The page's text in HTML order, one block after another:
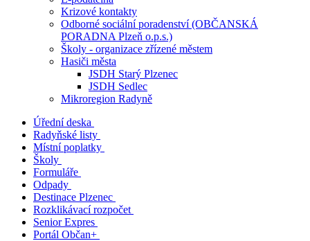
Krizové kontakty
Odborné sociální poradenství (OBČANSKÁ
PORADNA Plzeň o.p.s.)
Školy - organizace zřízené městem
Hasiči města
JSDH Starý Plzenec
JSDH Sedlec
Mikroregion Radyně
Úřední deska
Radyňské listy
Místní poplatky
Školy
Formuláře
Odpady
Destinace Plzenec
Rozklikávací rozpočet
Senior Expres
Portál Občan+